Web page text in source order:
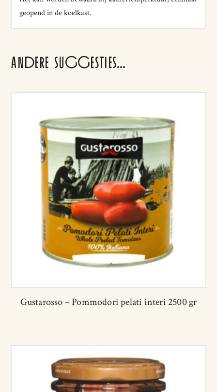
geopend in de koelkast.
ANDERE SUGGESTIES…
Gustarosso – Pommodori pelati interi 2500 gr